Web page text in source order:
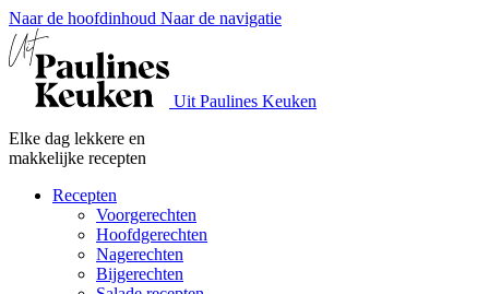
Naar de hoofdinhoud Naar de navigatie
Uit Paulines Keuken
Elke dag lekkere en
makkelijke recepten
Recepten
Voorgerechten
Hoofdgerechten
Nagerechten
Bijgerechten